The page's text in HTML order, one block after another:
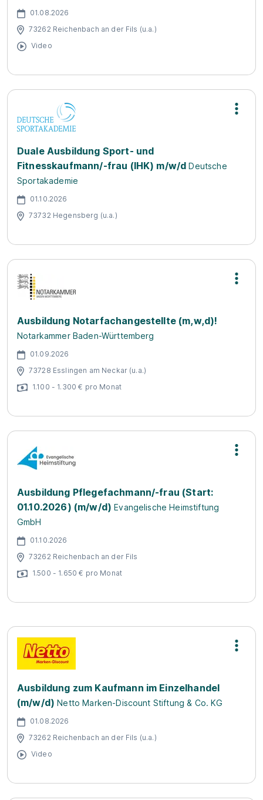
01.08.2026
73262 Reichenbach an der Fils (u.a.)
Video
Duale Ausbildung Sport- und
Fitnesskaufmann/-frau (IHK) m/w/d Deutsche
Sportakademie
01.10.2026
73732 Hegensberg (u.a.)
Ausbildung Notarfachangestellte (m,w,d)!
Notarkammer Baden-Württemberg
01.09.2026
73728 Esslingen am Neckar (u.a.)
1.100 - 1.300 € pro Monat
Ausbildung Pflegefachmann/-frau (Start:
01.10.2026) (m/w/d) Evangelische Heimstiftung
GmbH
01.10.2026
73262 Reichenbach an der Fils
1.500 - 1.650 € pro Monat
Ausbildung zum Kaufmann im Einzelhandel
(m/w/d) Netto Marken-Discount Stiftung & Co. KG
01.08.2026
73262 Reichenbach an der Fils (u.a.)
Video